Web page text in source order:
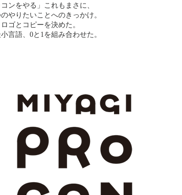
ンをやる」これもまさに、
やりたいことへのきっかけ。
ゴとコピーを決めた。
言語、0と1を組み合わせた。